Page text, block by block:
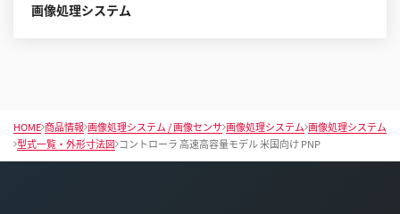
画像処理システム
HOME 商品情報 画像処理システム / 画像センサ 画像処理システム 画像処理システム
型式一覧・外形寸法図 コントローラ 高速高容量モデル 米国向け PNP